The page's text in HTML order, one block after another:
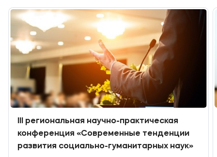
Полезное
Об образовательной организации
Банковские реквизиты
Мы в соцсетях
Подобрать программу
III региональная научно-практическая
конференция «Современные тенденции
развития социально-гуманитарных наук»